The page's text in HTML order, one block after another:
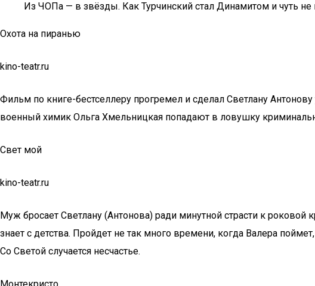
Из ЧОПа — в звёзды. Как Турчинский стал Динамитом и чуть
Охота на пиранью
kino-teatr.ru
Фильм по книге-бестселлеру прогремел и сделал Светлану
военный химик Ольга Хмельницкая попадают в ловушку
Свет мой
kino-teatr.ru
Муж бросает Светлану (Антонова) ради минутной страсти к роковой
знает с детства. Пройдет не так много времени, когда Валера
Со Светой случается несчастье.